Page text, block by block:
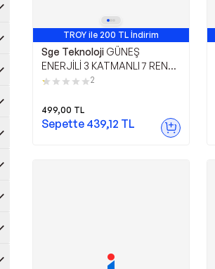
TROY ile 200 TL İndirim
Sge Teknoloji GÜNEŞ
ENERJİLİ 3 KATMANLI 7 RENK
DEĞİŞEREK YANAN KELEBEK
SOLAR BAHÇE SÜSÜ
SGE1005
2
499,00 TL
Sepette 439,12 TL